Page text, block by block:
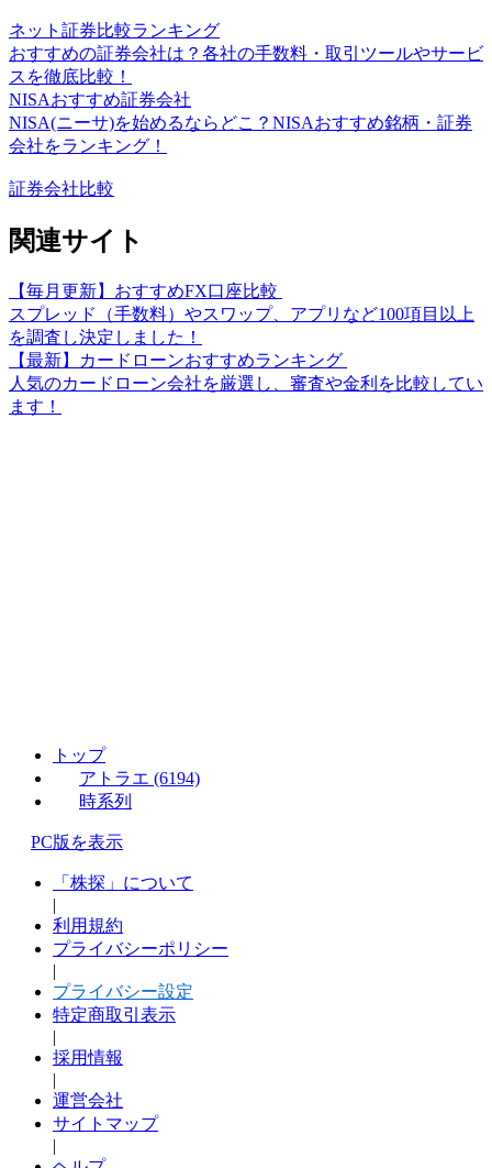
ネット証券比較ランキング
おすすめの証券会社は？各社の手数料・取引ツールやサービ
スを徹底比較！
NISAおすすめ証券会社
NISA(ニーサ)を始めるならどこ？NISAおすすめ銘柄・証券
会社をランキング！
証券会社比較
関連サイト
【毎月更新】おすすめFX口座比較
スプレッド（手数料）やスワップ、アプリなど100項目以上
を調査し決定しました！
【最新】カードローンおすすめランキング
人気のカードローン会社を厳選し、審査や金利を比較してい
ます！
トップ
アトラエ (6194)
時系列
PC版を表示
「株探」について
|
利用規約
プライバシーポリシー
|
プライバシー設定
特定商取引表示
|
採用情報
|
運営会社
サイトマップ
|